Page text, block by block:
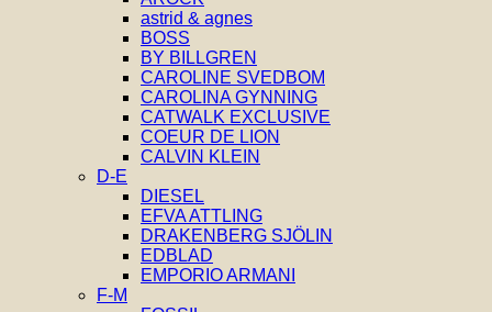
astrid & agnes
BOSS
BY BILLGREN
CAROLINE SVEDBOM
CAROLINA GYNNING
CATWALK EXCLUSIVE
COEUR DE LION
CALVIN KLEIN
D-E
DIESEL
EFVA ATTLING
DRAKENBERG SJÖLIN
EDBLAD
EMPORIO ARMANI
F-M